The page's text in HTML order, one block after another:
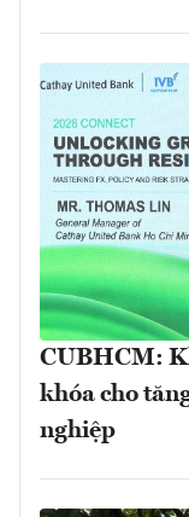
CUBHCM:
khóa cho
nghiệp